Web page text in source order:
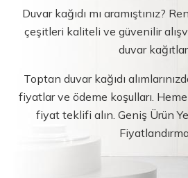
Duvar kağıdı mı aramıştınız?
çeşitleri kaliteli ve güvenilir
duvar
Toptan duvar kağıdı
fiyatlar ve ödeme koşulları.
fiyat teklifi alın. Geniş Ürün